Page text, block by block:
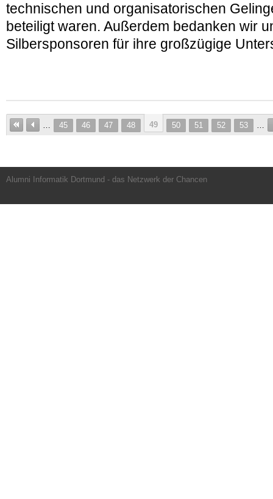
technischen und organisatorischen
beteiligt waren. Außerdem bedanken wir
Silbersponsoren für ihre großzügige
… 45 46 47 48 49 50 51 52 53 …
Alumni Informatik Dortmund - das Netzwerk der Chancen